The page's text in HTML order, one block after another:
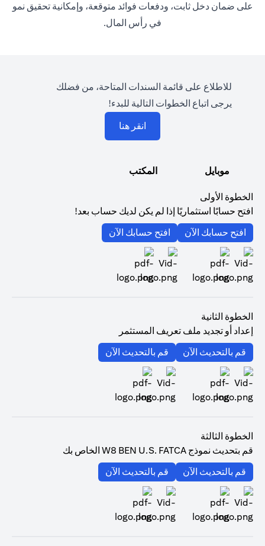
على ضمان دخل ثابت، ودفعات فوائد متوقعة، وإمكانية تحقيق نمو
في رأس المال.
للاطلاع على قائمة السندات المتاحة، من فضلك
يرجى اتباع الخطوات التالية للبدء!
انقر هنا
موبايل المكتب
الخطوة الأولى
افتح حسابًا استثماريًا إذا لم يكن لديك حساب بعد!
افتح حسابك الآن
افتح حسابك الآن
الخطوة الثانية
إعداد أو تجديد ملف تعريف المستثمر
قم بالتحديث الآن
قم بالتحديث الآن
الخطوة الثالثة
قم بتحديث نموذج W8 BEN U.S. FATCA الخاص بك
قم بالتحديث الآن
قم بالتحديث الآن